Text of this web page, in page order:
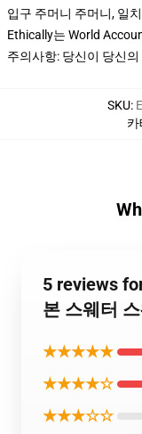
입구 주머니 주머니, 일
Ethically는 World
주의사항: 당신이 당신
SKU:
카
5 reviews
본 스웨터
★★★★★
★★★★☆
★★★☆☆